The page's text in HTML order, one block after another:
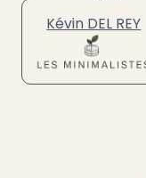
Kévin DEL REY